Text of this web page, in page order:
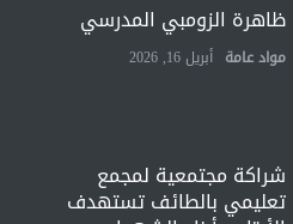
ظاهرة الزومبي المدرسي
مواد عامة أبريل 16, 2026
شراكة مجتمعية لمجمع
تعليمي بالطائف تستهدف